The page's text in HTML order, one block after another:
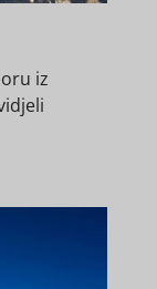
iz